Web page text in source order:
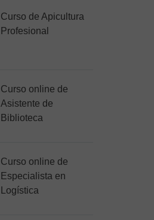
Curso de Apicultura
Profesional
Curso online de
Asistente de
Biblioteca
Curso online de
Especialista en
Logística